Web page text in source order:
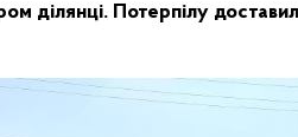
ділянці. Потерпілу